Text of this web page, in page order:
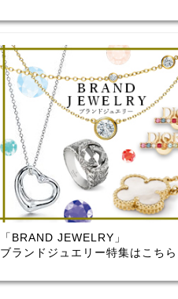
「BRAND JEWELRY」
ブランドジュエリー特集はこちら